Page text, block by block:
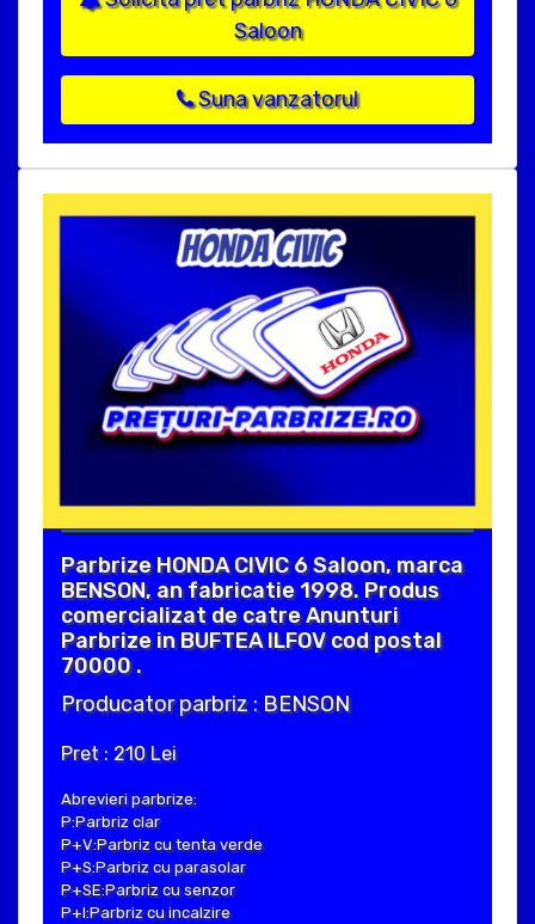
Saloon
Suna vanzatorul
Parbrize HONDA CIVIC 6 Saloon, marca
BENSON, an fabricatie 1998. Produs
comercializat de catre Anunturi
Parbrize in BUFTEA ILFOV cod postal
70000 .
Producator parbriz : BENSON
Pret : 210 Lei
Abrevieri parbrize:
P:Parbriz clar
P+V:Parbriz cu tenta verde
P+S:Parbriz cu parasolar
P+SE:Parbriz cu senzor
P+I:Parbriz cu incalzire